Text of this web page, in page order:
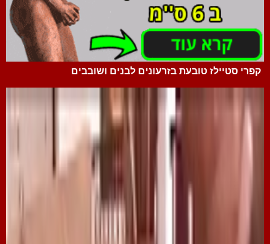
קפרי סטיילז טובעת בזרעונים לבנים ושובבים